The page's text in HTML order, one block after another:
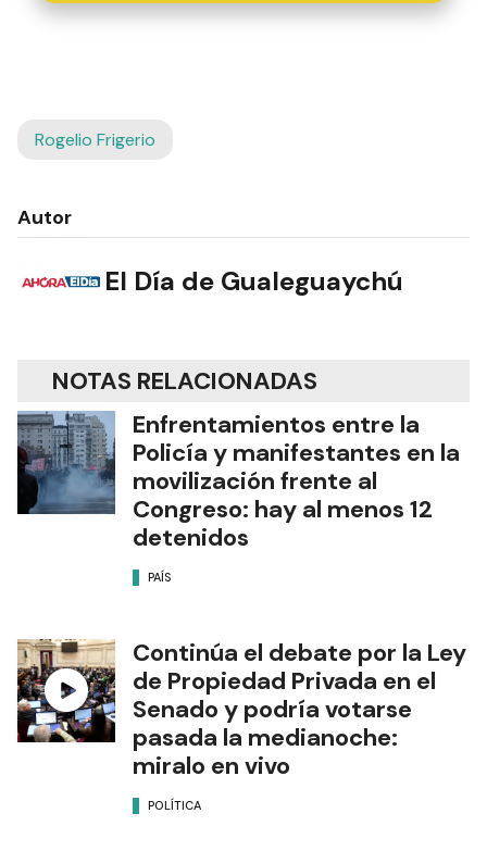
Rogelio Frigerio
Autor
El Día de Gualeguaychú
NOTAS RELACIONADAS
Enfrentamientos entre la
Policía y manifestantes en la
movilización frente al
Congreso: hay al menos 12
detenidos
PAÍS
Continúa el debate por la Ley
de Propiedad Privada en el
Senado y podría votarse
pasada la medianoche:
miralo en vivo
POLÍTICA